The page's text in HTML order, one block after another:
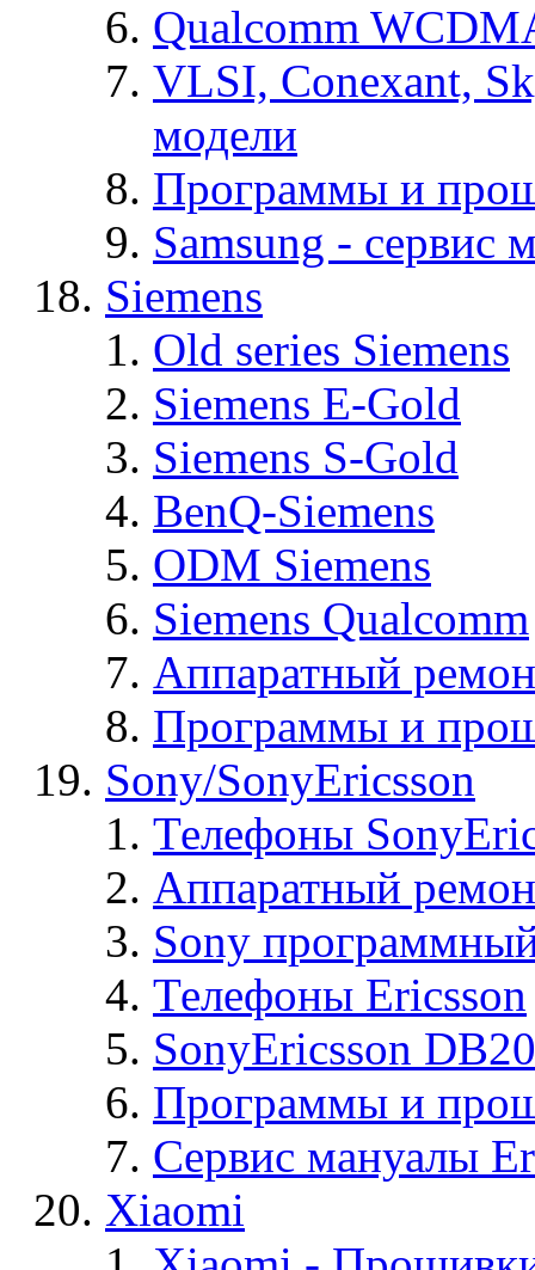
Qualcomm
VLSI, Conexant,
модели
Программы и
Samsung - cервис
Siemens
Old series Siemens
Siemens E-Gold
Siemens S-Gold
BenQ-Siemens
ODM Siemens
Siemens Qualcomm
Аппаратный
Программы и
Sony/SonyEricsson
Телефоны
Аппаратный
Sony
Телефоны Ericsson
SonyEricsson
Программы и
Сервис мануалы
Xiaomi